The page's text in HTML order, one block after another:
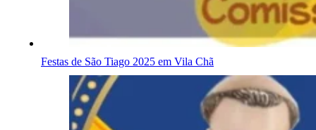
Festas de São Tiago 2025 em Vila Chã